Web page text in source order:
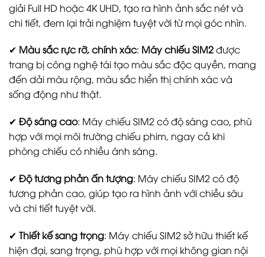
giải Full HD hoặc 4K UHD, tạo ra hình ảnh sắc nét và
chi tiết, đem lại trải nghiệm tuyệt vời từ mọi góc nhìn.
✔ Màu sắc rực rỡ, chính xác: Máy chiếu SIM2được
trang bị công nghệ tái tạo màu sắc độc quyền, mang
đến dải màu rộng, màu sắc hiển thị chính xác và
sống động như thật.
✔ Độ sáng cao: Máy chiếu SIM2 có độ sáng cao, phù
hợp với mọi môi trường chiếu phim, ngay cả khi
phòng chiếu có nhiều ánh sáng.
✔ Độ tương phản ấn tượng: Máy chiếu SIM2 có độ
tương phản cao, giúp tạo ra hình ảnh với chiều sâu
và chi tiết tuyệt vời.
✔ Thiết kế sang trọng: Máy chiếu SIM2 sở hữu thiết kế
hiện đại, sang trọng, phù hợp với mọi không gian nội